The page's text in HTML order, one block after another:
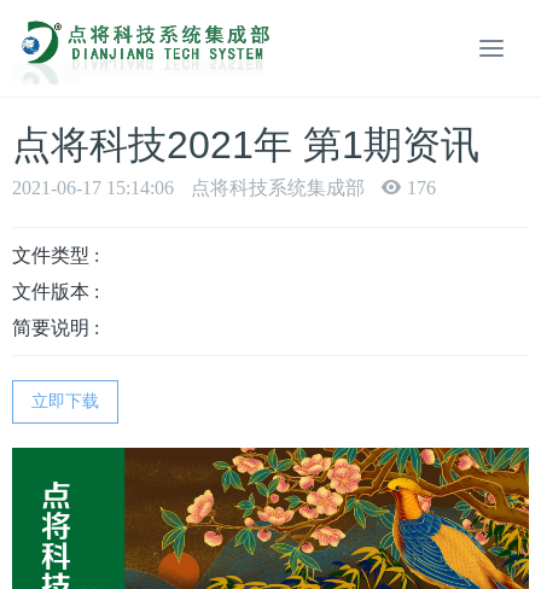
点将科技2021年 第1期资讯
2021-06-17 15:14:06 点将科技系统集成部 176
文件类型 :
文件版本 :
简要说明 :
立即下载